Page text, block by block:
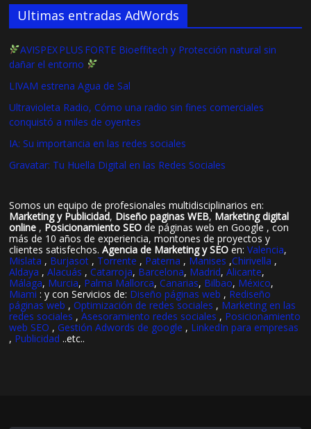
Ultimas entradas AdWords
AVISPEX PLUS FORTE Bioeffitech y Protección natural sin
dañar el entorno
LIVAM estrena Agua de Sal
Ultravioleta Radio, Cómo una radio sin fines comerciales
conquistó a miles de oyentes
IA: Su importancia en las redes sociales
Gravatar: Tu Huella Digital en las Redes Sociales
Somos un equipo de profesionales multidisciplinarios en:
Marketing y Publicidad, Diseño paginas WEB, Marketing digital
online , Posicionamiento SEO de páginas web en Google , con
más de 10 años de experiencia, montones de proyectos y
clientes satisfechos.Agencia de Marketing y SEO en:Valencia,
Mislata , Burjasot , Torrente , Paterna , Manises ,Chirivella ,
Aldaya ,Alacuás ,Catarroja, Barcelona, Madrid,Alicante,
Málaga, Murcia, Palma Mallorca,Canarias, Bilbao, México,
Miami : y con Servicios de: Diseño páginas web , Rediseño
páginas web ,Optimización de redes sociales , Marketing en las
redes sociales ,Asesoramiento redes sociales , Posicionamiento
web SEO ,Gestión Adwords de google , LinkedIn para empresas
, Publicidad ..etc..